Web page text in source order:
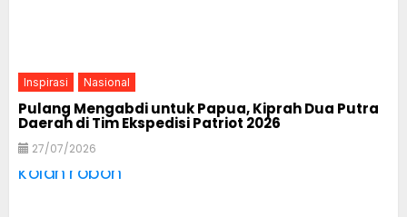
Inspirasi Nasional
Pulang Mengabdi untuk Papua, Kiprah Dua Putra
Daerah di Tim Ekspedisi Patriot 2026
27/07/2026